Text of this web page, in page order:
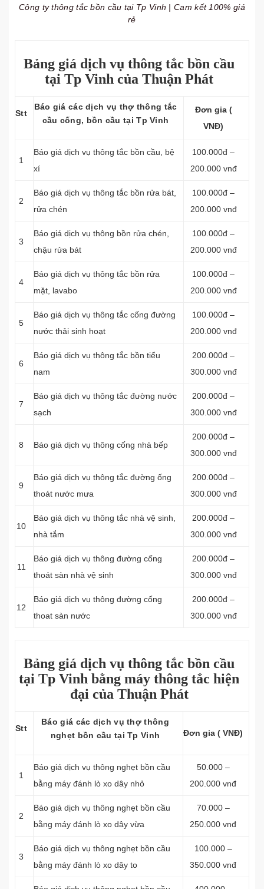
Công ty thông tắc bồn cầu tại Tp Vinh | Cam kết 100% giá
rẻ
Bảng giá dịch vụ thông tắc bồn cầu
tại Tp Vinh của Thuận Phát
Stt
Báo giá các dịch vụ thợ thông tắc
cầu cống, bồn cầu tại Tp Vinh
Đơn gia (
VNĐ)
1
Báo giá dịch vụ thông tắc bồn cầu, bệ
xí
100.000đ –
200.000 vnđ
2
Báo giá dịch vụ thông tắc bồn rửa bát,
rửa chén
100.000đ –
200.000 vnđ
3
Báo giá dịch vụ thông bồn rửa chén,
chậu rửa bát
100.000đ –
200.000 vnđ
4
Báo giá dịch vụ thông tắc bồn rửa
mặt, lavabo
100.000đ –
200.000 vnđ
5
‎Báo giá dịch vụ thông tắc cống đường
nước thải sinh hoạt
100.000đ –
200.000 vnđ
6
Báo giá dịch vụ thông tắc bồn tiểu
nam
200.000đ –
300.000 vnđ
7
Báo giá dịch vụ thông tắc đường nước
sạch
200.000đ –
300.000 vnđ
8 Báo giá dịch vụ thông cống nhà bếp
200.000đ –
300.000 vnđ
9
Báo giá dịch vụ thông tắc đường ống
thoát nước mưa
200.000đ –
300.000 vnđ
10
Báo giá dịch vụ thông tắc nhà vệ sinh,
nhà tắm
200.000đ –
300.000 vnđ
11
Báo giá dịch vụ thông đường cống
thoát sàn nhà vệ sinh
200.000đ –
300.000 vnđ
12
Báo giá dịch vụ thông đường cống
thoat sàn nước
200.000đ –
300.000 vnđ
Bảng giá dịch vụ thông tắc bồn cầu
tại Tp Vinh bằng máy thông tắc hiện
đại của Thuận Phát
Stt
Báo giá các dịch vụ thợ thông
nghẹt bồn cầu tại Tp Vinh
Đơn gia ( VNĐ)
1
Báo giá dịch vụ thông nghẹt bồn cầu
bằng máy đánh lò xo dây nhỏ
50.000 –
200.000 vnđ
2
Báo giá dịch vụ thông nghẹt bồn cầu
bằng máy đánh lò xo dây vừa
70.000 –
250.000 vnđ
3
Báo giá dịch vụ thông nghẹt bồn cầu
bằng máy đánh lò xo dây to
100.000 –
350.000 vnđ